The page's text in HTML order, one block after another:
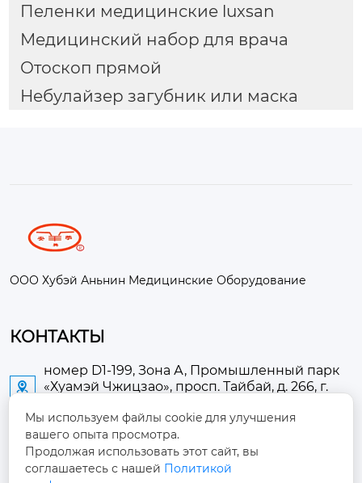
Пеленки медицинские luxsan
Медицинский набор для врача
Отоскоп прямой
Небулайзер загубник или маска
ООО Хубэй Аньнин Медицинские Оборудование
КОНТАКТЫ

номер D1-199, Зона А, Промышленный парк
«Хуамэй Чжицзао», просп. Тайбай, д. 266, г.
 2673889948@qq.com
+86-13705274289
Мы используем файлы cookie для улучшения
вашего опыта просмотра.
Продолжая использовать этот сайт, вы
соглашаетесь с нашей Политикой